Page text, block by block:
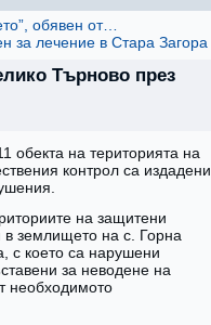
обявен от…
за лечение в Стара Загора
Търново през
обекта на територията на
контрол са издадени
на защитени
в землището на с. Горна
с което са нарушени
за неводене на
необходимото